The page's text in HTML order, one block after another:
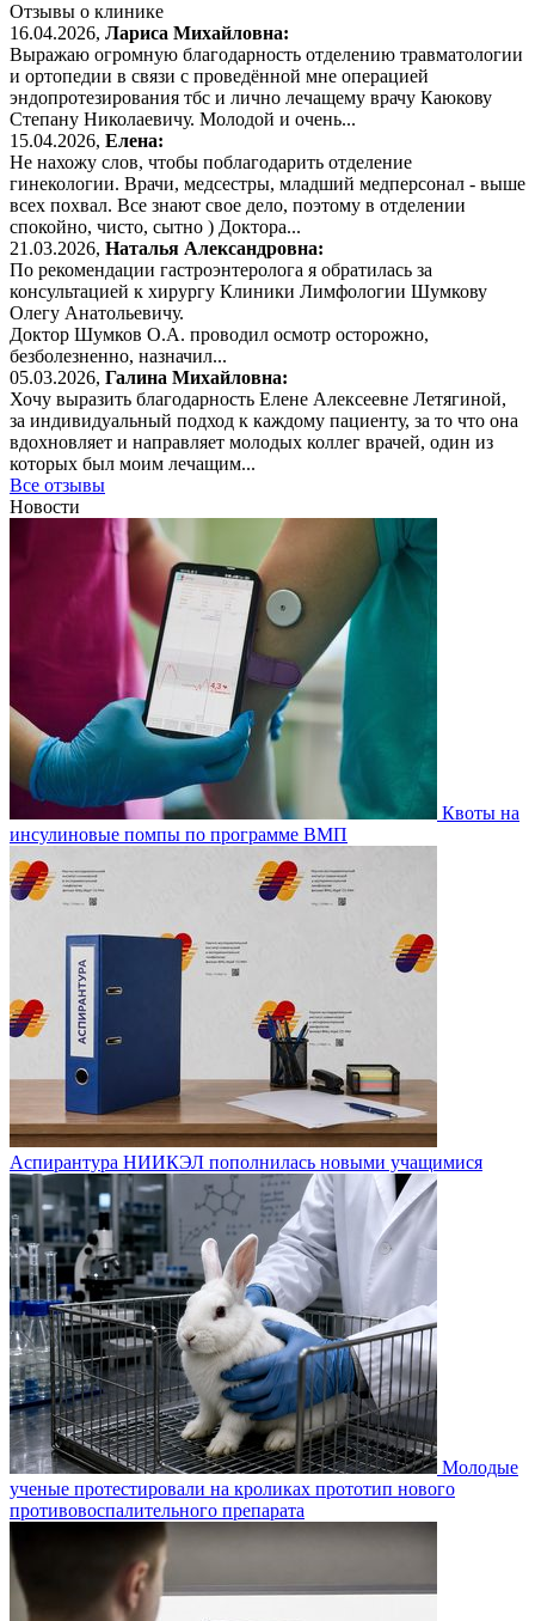
Отзывы о клинике
16.04.2026, Лариса Михайловна:
Выражаю огромную благодарность отделению травматологии
и ортопедии в связи с проведённой мне операцией
эндопротезирования тбс и лично лечащему врачу Каюкову
Степану Николаевичу. Молодой и очень...
15.04.2026, Елена:
Не нахожу слов, чтобы поблагодарить отделение
гинекологии. Врачи, медсестры, младший медперсонал - выше
всех похвал. Все знают свое дело, поэтому в отделении
спокойно, чисто, сытно ) Доктора...
21.03.2026, Наталья Александровна:
По рекомендации гастроэнтеролога я обратилась за
консультацией к хирургу Клиники Лимфологии Шумкову
Олегу Анатольевичу.
Доктор Шумков О.А. проводил осмотр осторожно,
безболезненно, назначил...
05.03.2026, Галина Михайловна:
Хочу выразить благодарность Елене Алексеевне Летягиной,
за индивидуальный подход к каждому пациенту, за то что она
вдохновляет и направляет молодых коллег врачей, один из
которых был моим лечащим...
Все отзывы
Новости
Квоты на
инсулиновые помпы по программе ВМП
Аспирантура НИИКЭЛ пополнилась новыми учащимися
Молодые
ученые протестировали на кроликах прототип нового
противовоспалительного препарата